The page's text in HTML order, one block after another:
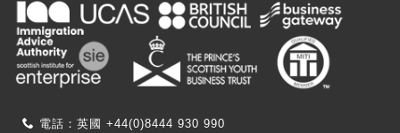
電話：英國 +44(0)8444 930 990